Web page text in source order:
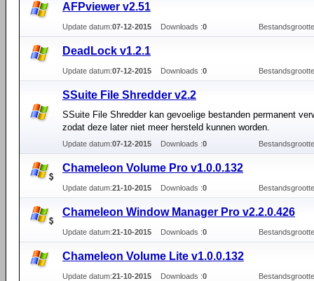
AFPviewer v2.51
Update datum:07-12-2015 Downloads :0
DeadLock v1.2.1
Update datum:07-12-2015 Downloads :0
SSuite File Shredder v2.2
SSuite File Shredder kan gevoelige bestanden permanent
zodat deze later niet meer hersteld kunnen worden.
Update datum:07-12-2015 Downloads :0
Chameleon Volume Pro v1.0.0.132
Update datum:21-10-2015 Downloads :0
Сhameleon Window Manager Pro v2.2.0.426
Update datum:21-10-2015 Downloads :0
Chameleon Volume Lite v1.0.0.132
Update datum:21-10-2015 Downloads :0